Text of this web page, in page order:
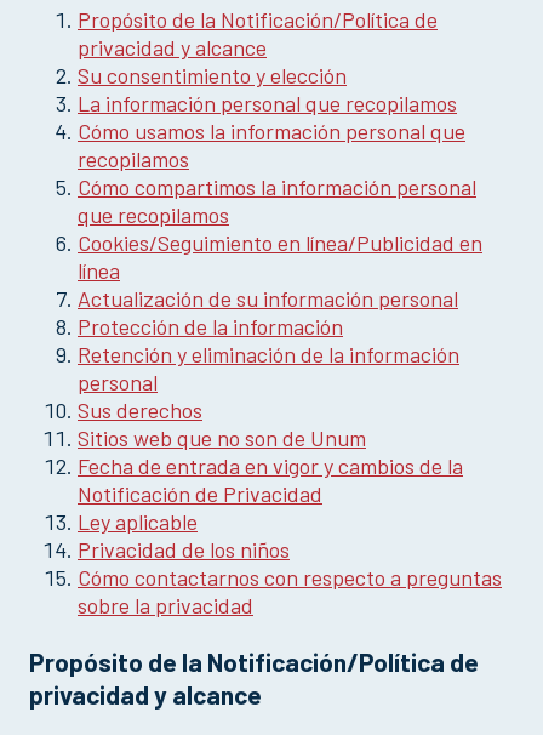
Propósito de la Notificación/Política de
privacidad y alcance
Su consentimiento y elección
La información personal que recopilamos
Cómo usamos la información personal que
recopilamos
Cómo compartimos la información personal
que recopilamos
Cookies/Seguimiento en línea/Publicidad en
línea
Actualización de su información personal
Protección de la información
Retención y eliminación de la información
personal
Sus derechos
Sitios web que no son de Unum
Fecha de entrada en vigor y cambios de la
Notificación de Privacidad
Ley aplicable
Privacidad de los niños
Cómo contactarnos con respecto a preguntas
sobre la privacidad
Propósito de la Notificación/Política de
privacidad y alcance